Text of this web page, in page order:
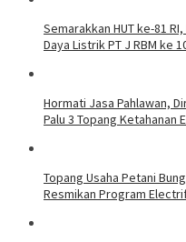
Semarakkan HUT ke-81
Daya Listrik PT J RBM ke
Hormati Jasa Pahlawan,
Palu 3 Topang Ketahanan
Topang Usaha Petani
Resmikan Program